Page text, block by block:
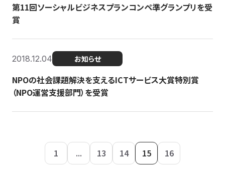
第11回ソーシャルビジネスプランコンペ準グランプリを受
賞
2018.12.04 お知らせ
NPOの社会課題解決を支えるICTサービス大賞特別賞
（NPO運営支援部門）を受賞
1 ... 13 14 15 16